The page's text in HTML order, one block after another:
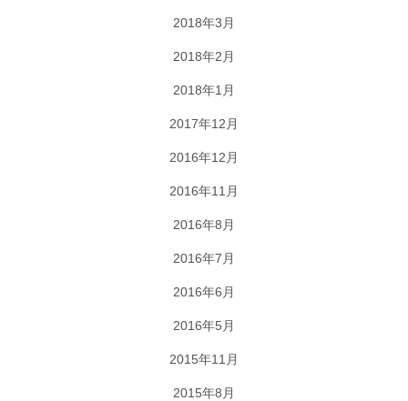
2018年3月
2018年2月
2018年1月
2017年12月
2016年12月
2016年11月
2016年8月
2016年7月
2016年6月
2016年5月
2015年11月
2015年8月